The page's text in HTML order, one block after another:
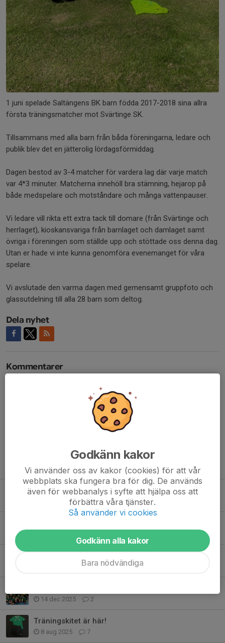
1 juni spelade Saltängens BK barn födda 2017-2018 sina allra
första träningsmatcher mot Svärtinge SK.
Tillsammans med alla barn från båda föreningarna, ledare och
publik blev det en jätterolig lördagsförmiddag.
Dagen bestod av 3-4 matcher för vardera lag där varje match
var 4*3 minuter. Matcherna innehöll bra stämning, hejarop på
både medspelare och motståndare och många vattenpauser.
Vi ledare vill rikta ett extra tack till domare (från Svärtinge och
herrlaget), kioskansvariga från barnlaget och damlaget samt
övriga i föreningen som ställde upp och stöttade oss denna dag.
Utan er hade vi inte kunna genomföra evenemanget för våra
spelare.
Vi avslutade den varma dagen med gemensamt gruppfoto och
glassutdelning till alla 28 barn som deltog.
Dela nyhet
Kommentarer
Supertrevlig dag med många glada barn och stolta
vuxna! Stort tack till ledarna som organiserade detta!
Tack för fint arrangemang!
Tidigare nyheter
Genomförd Cup
14 maj, 17:14 0
0
14 dec 2025 2
Träningskitet är här!
8 aug 2025 7
Godkänn kakor
Vi använder oss av kakor (cookies) för att vår
webbplats ska fungera bra för dig. De används
även för webbanalys i syfte att hjälpa oss att
förbättra våra tjänster.
Så använder vi cookies
Godkänn alla kakor
Bara nödvändiga